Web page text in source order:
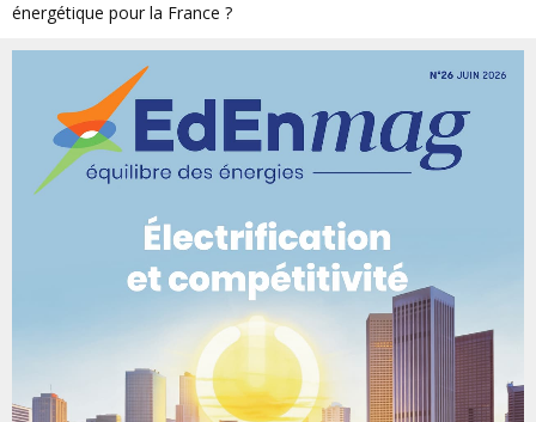
énergétique pour la France ?